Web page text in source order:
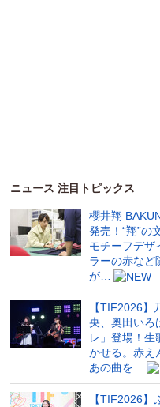
ニュース 注目トピックス
櫻井翔
発売！“翔”の
モチーフデザ
ラーの赤など
が…
【TIF2026】
央、奥田いろ
レ」登場！生
かせる。赤え
あの曲を…
【TIF2026】